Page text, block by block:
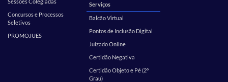
Concursos e Processos
Seletivos
PROMOJUES
Serviços
Balcão Virtual
Pontos de Inclusão Digital
Juizado Online
Certidão Negativa
Certidão Objeto e Pé (2º
Grau)